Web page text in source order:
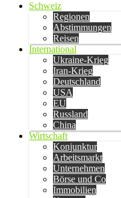
Schweiz
Regionen
Abstimmungen
Reisen
International
Ukraine-Krieg
Iran-Krieg
Deutschland
USA
EU
Russland
China
Wirtschaft
Konjunktur
Arbeitsmarkt
Unternehmen
Börse und Co
Immobilien